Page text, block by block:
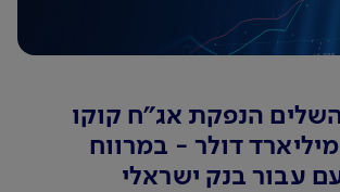
הנפקת אג"ח קוקו
דולר - במרווח
עבור בנק ישראלי